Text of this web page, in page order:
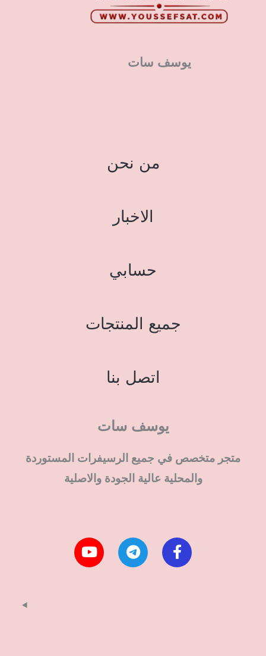
يوسف سات
من نحن
الاخبار
حسابي
جميع المنتجات
اتصل بنا
يوسف سات
متجر متخصص في جميع الرسيفرات المستوردة
والمحلية عالية الجودة والاصلية